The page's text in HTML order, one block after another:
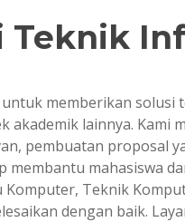
Teknik
memberikan solusi
lainnya. Kami
pembuatan proposal
membantu mahasiswa
Teknik
dengan baik.